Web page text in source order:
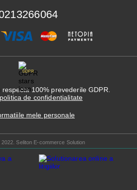
GDPR
100% prevederile GDPR.
de confidentialitate
mele personale
Seliton E-commerce Solution